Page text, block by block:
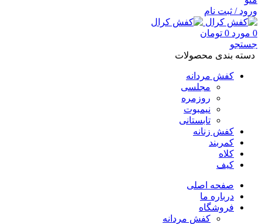
ورود / ثبت نام
0 مورد 0 تومان
جستجو
دسته بندی محصولات
کفش مردانه
مجلسی
روزمره
نیمبوت
تابستانی
کفش زنانه
کمربند
کلاه
کیف
صفحه اصلی
درباره ما
فروشگاه
کفش مردانه